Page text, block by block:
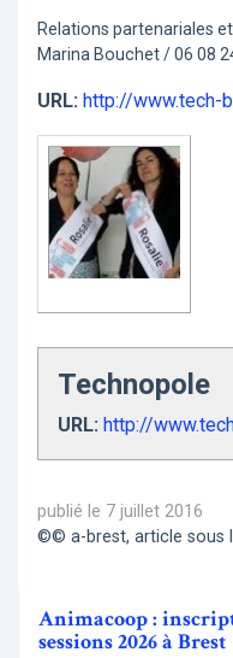
Relations partenariales
Marina Bouchet / 06 08
URL: http://www.tech-
Technopole
URL: http://
publié le 7 juillet 2016
©© a-brest, article sous
Animacoop :
sessions 2026 à Brest